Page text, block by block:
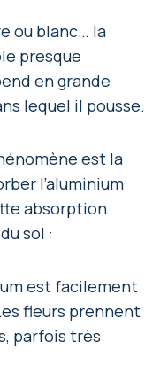
ou blanc… la
presque
en grande
lequel il pousse.
est la
l’aluminium
absorption
sol :
est facilement
fleurs prennent
parfois très